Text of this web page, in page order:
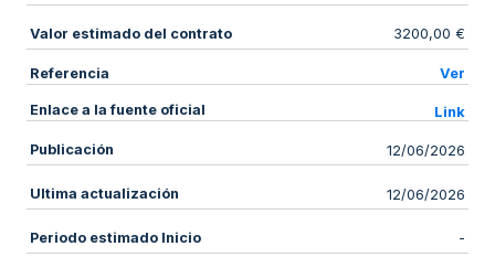
Valor estimado del contrato 3200,00 €
Referencia Ver
Enlace a la fuente oficial Link
Publicación 12/06/2026
Ultima actualización 12/06/2026
Periodo estimado Inicio -